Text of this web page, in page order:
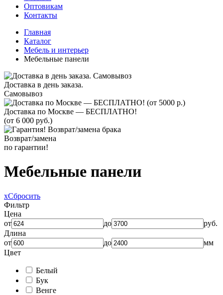
Оптовикам
Контакты
Главная
Каталог
Мебель и интерьер
Мебельные панели
Доставка в день заказа.
Самовывоз
Доставка по Москве — БЕСПЛАТНО!
(от 6 000 руб.)
Возврат/замена
по гарантии!
Мебельные панели
xСбросить
Фильтр
Цена
от
до
руб.
Длина
от
до
мм
Цвет
Белый
Бук
Венге